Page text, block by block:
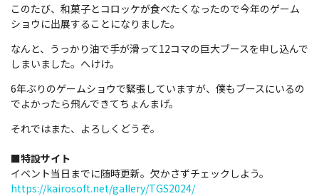
このたび、和菓子とコロッケが食べたくなったので今年のゲーム
ショウに出展することになりました。
なんと、うっかり油で手が滑って12コマの巨大ブースを申し込んで
しまいました。へけけ。
6年ぶりのゲームショウで緊張していますが、僕もブースにいるの
でよかったら飛んできてちょんまげ。
それではまた、よろしくどうぞ。
■特設サイト
イベント当日までに随時更新。欠かさずチェックしよう。
https://kairosoft.net/gallery/TGS2024/